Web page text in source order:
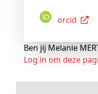
Orcid
Ben jij Melanie
Log in om deze